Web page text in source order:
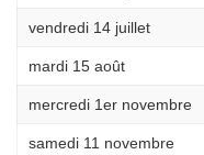
vendredi 14 juillet
mardi 15 août
mercredi 1er novembre
samedi 11 novembre